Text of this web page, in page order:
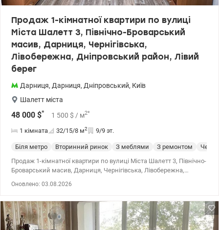
Valion.ua/1154022
Продаж 1-кімнатної квартири по вулиці
Міста Шалетт 3, Північно-Броварський
масив, Дарниця, Чернігівська,
Лівобережна, Дніпровський район, Лівий
берег
Дарниця, Дарниця, Дніпровський, Київ
Шалетт міста
48 000 $* 1 500 $ / м2*
1 кімната 32/15/8 м2 9/9 эт.
Біля метро Вторинний ринок З меблями З ремонтом
Продаж 1-кімнатної квартири по вулиці Міста Шалетт 3, Північно-
Броварський масив, Дарниця, Чернігівська, Лівобережна,
стан – кухня та простора вітальня з еркером, окремий санвузол
та передпокій. Є всі необхідні меблі та техніка для проживання,
встановлена ​​пральна машина. Вікна балкона замінені на
Оновлено: 03.08.2026